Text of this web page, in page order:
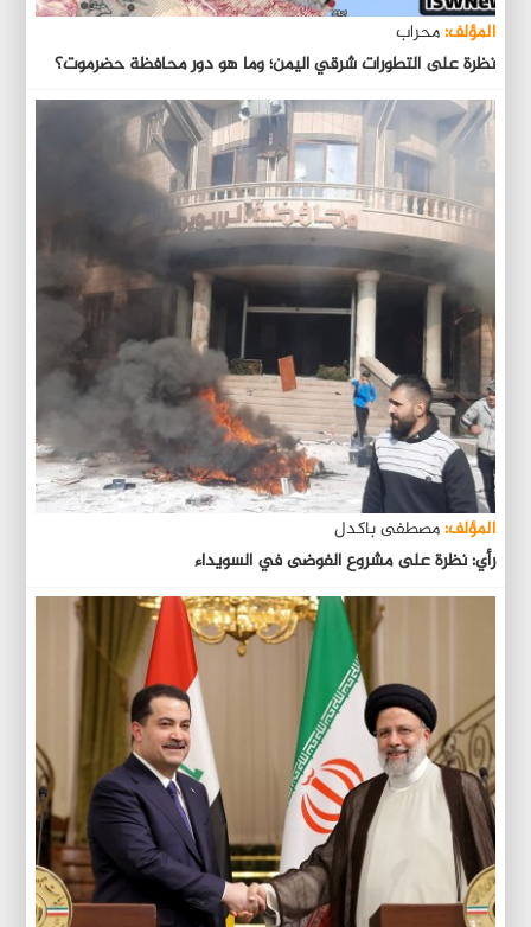
المؤلف:محراب
نظرة على التطورات شرقي اليمن؛ وما هو دور محافظة حضرموت؟
المؤلف:مصطفى باكدل
رأي: نظرة على مشروع الفوضى في السويداء